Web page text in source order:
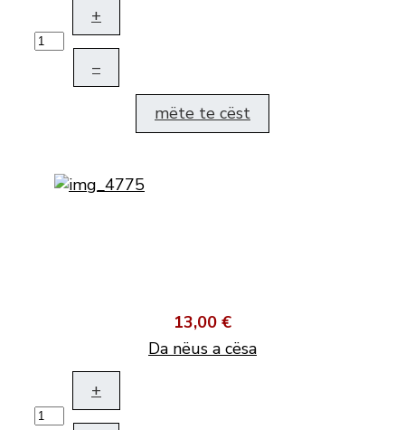
+
–
mëte te cëst
13,00 €
Da nëus a cësa
+